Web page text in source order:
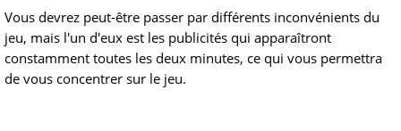
Vous devrez peut-être passer par différents inconvénients du
jeu, mais l'un d'eux est les publicités qui apparaîtront
constamment toutes les deux minutes, ce qui vous permettra
de vous concentrer sur le jeu.